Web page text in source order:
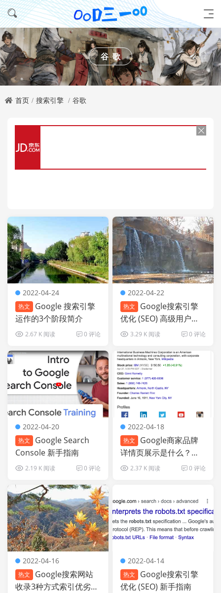
谷歌
首页 搜索引擎 谷歌
2022-04-24
热文
Google 搜索引擎
运作的3个阶段简介
2.67 K 阅读 0 评论
2022-04-22
热文
Google搜索引擎
优化 (SEO) 高级用户操
作指南
3.29 K 阅读 0 评论
2022-04-20
热文
Google Search
Console 新手指南
2.19 K 阅读 0 评论
2022-04-18
热文
Google商家品牌
详情页展示是什么？如
何添加商家结构化数据
2.37 K 阅读 0 评论
2022-04-16
热文
Google搜索网站
收录3种方式索引优劣区
2022-04-14
热文
Google搜索引擎
优化 (SEO) 新手指南